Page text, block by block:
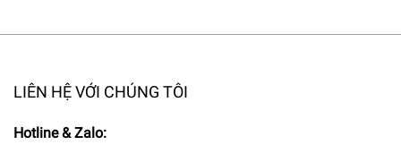
LIÊN HỆ VỚI CHÚNG TÔI
Hotline & Zalo: